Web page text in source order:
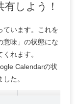
有しよう！
ています。これを
意味」の状態にな
れます。
Calendarの状
た。